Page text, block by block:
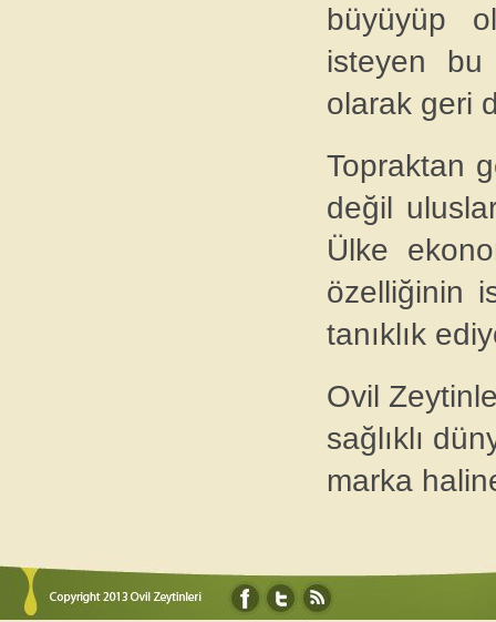
büyüyüp
isteyen
olarak geri
Topraktan
değil
Ülke
özelliğinin
tanıklık
Ovil
sağlıklı
marka